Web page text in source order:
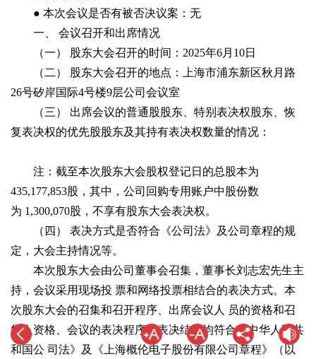
● 本次会议是否有被否决议案：无
一、 会议召开和出席情况
（一） 股东大会召开的时间：2025年6月10日
（二） 股东大会召开的地点：上海市浦东新区秋月路
26号矽岸国际4号楼9层公司会议室
（三） 出席会议的普通股股东、特别表决权股东、恢
复表决权的优先股股东及其持有表决权数量的情况：
注：截至本次股东大会股权登记日的总股本为
435,177,853股，其中，公司回购专用账户中股份数
为 1,300,070股，不享有股东大会表决权。
（四） 表决方式是否符合《公司法》及公司章程的规
定，大会主持情况等。
本次股东大会由公司董事会召集，董事长刘志宏先生主
持，会议采用现场投 票和网络投票相结合的表决方式。本
次股东大会的召集和召开程序、出席会议人 员的资格和召
集人资格、会议的表决程序和表决结果均符合《中华人民共
和国公 司法》及《上海概伦电子股份有限公司章程》（以